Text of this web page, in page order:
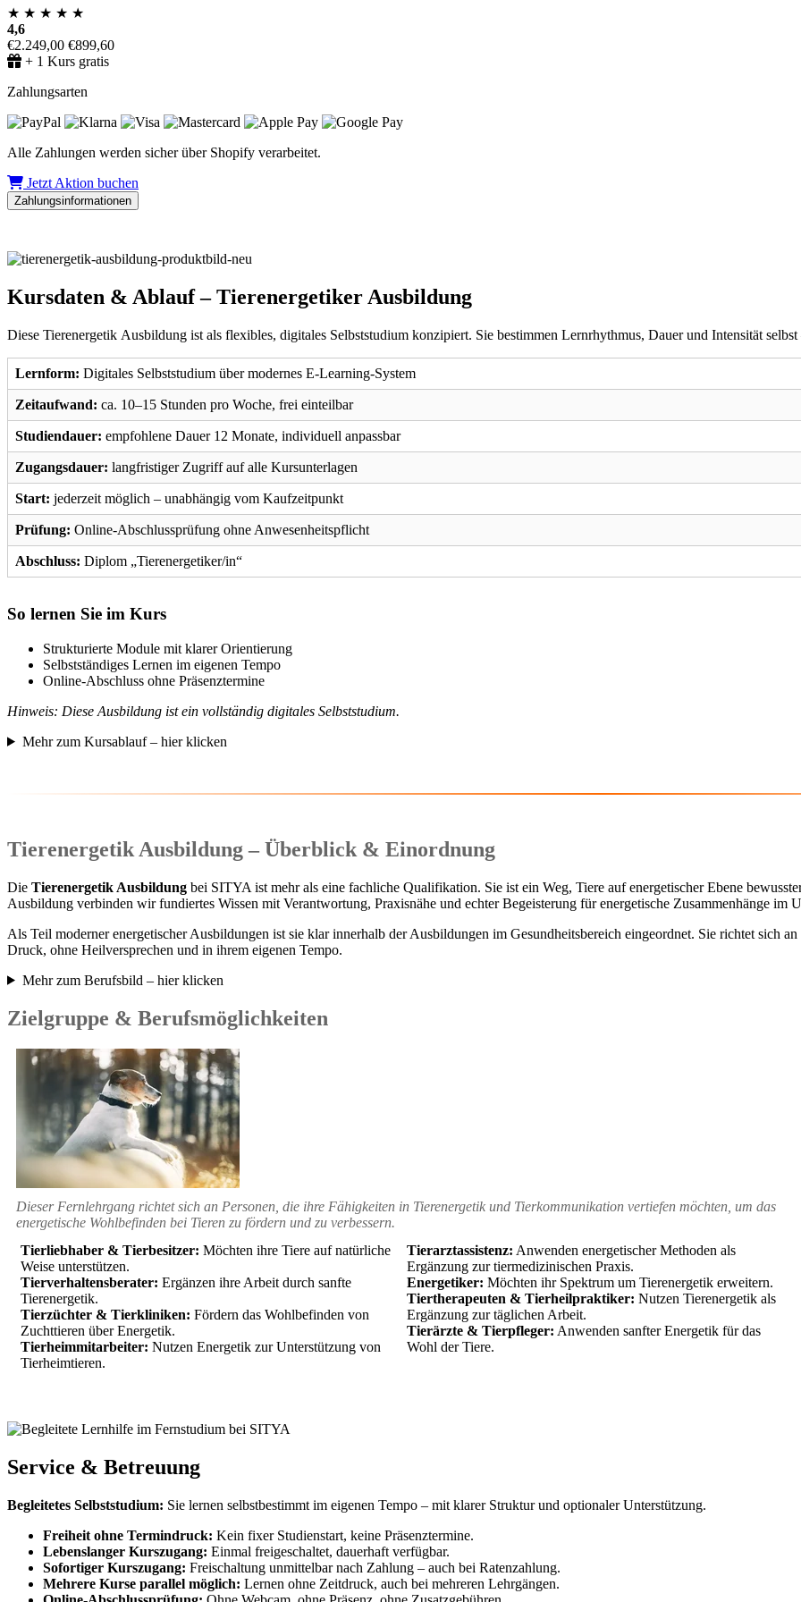
★ ★ ★ ★ ★
4,6
€2.249,00 €899,60
+ 1 Kurs gratis
Zahlungsarten
Alle Zahlungen werden sicher über Shopify verarbeitet.
Jetzt Aktion buchen
Zahlungsinformationen
Kursdaten & Ablauf – Tierenergetiker Ausbildung
Diese Tierenergetik Ausbildung ist als flexibles, digitales Selbststudium konzipiert. Sie bestimmen Lernrhythmus, Dauer und Intensität
Lernform: Digitales Selbststudium über modernes E-Learning-System
Zeitaufwand: ca. 10–15 Stunden pro Woche, frei einteilbar
Studiendauer: empfohlene Dauer 12 Monate, individuell anpassbar
Zugangsdauer: langfristiger Zugriff auf alle Kursunterlagen
Start: jederzeit möglich – unabhängig vom Kaufzeitpunkt
Prüfung: Online-Abschlussprüfung ohne Anwesenheitspflicht
Abschluss: Diplom „Tierenergetiker/in“
So lernen Sie im Kurs
Strukturierte Module mit klarer Orientierung
Selbstständiges Lernen im eigenen Tempo
Online-Abschluss ohne Präsenztermine
Hinweis: Diese Ausbildung ist ein vollständig digitales Selbststudium.
Mehr zum Kursablauf – hier klicken
Tierenergetik Ausbildung – Überblick & Einordnung
Die Tierenergetik Ausbildung bei SITYA ist mehr als eine fachliche Qualifikation. Sie ist ein Weg, Tiere auf energetischer Ebene
Ausbildung verbinden wir fundiertes Wissen mit Verantwortung, Praxisnähe und echter Begeisterung für energetische Zusammenhänge im
Als Teil moderner energetischer Ausbildungen ist sie klar innerhalb der Ausbildungen im Gesundheitsbereich eingeordnet. Sie richtet sich
Druck, ohne Heilversprechen und in ihrem eigenen Tempo.
Mehr zum Berufsbild – hier klicken
Zielgruppe & Berufsmöglichkeiten
Dieser Fernlehrgang richtet sich an Personen, die ihre Fähigkeiten in Tierenergetik und Tierkommunikation vertiefen möchten, um das
energetische Wohlbefinden bei Tieren zu fördern und zu verbessern.
Tierliebhaber & Tierbesitzer: Möchten ihre Tiere auf natürliche
Weise unterstützen.
Tierverhaltensberater: Ergänzen ihre Arbeit durch sanfte
Tierenergetik.
Tierzüchter & Tierkliniken: Fördern das Wohlbefinden von
Zuchttieren über Energetik.
Tierheimmitarbeiter: Nutzen Energetik zur Unterstützung von
Tierheimtieren.
Tierarztassistenz: Anwenden energetischer Methoden als
Ergänzung zur tiermedizinischen Praxis.
Energetiker: Möchten ihr Spektrum um Tierenergetik erweitern.
Tiertherapeuten & Tierheilpraktiker: Nutzen Tierenergetik als
Ergänzung zur täglichen Arbeit.
Tierärzte & Tierpfleger: Anwenden sanfter Energetik für das
Wohl der Tiere.
Service & Betreuung
Begleitetes Selbststudium: Sie lernen selbstbestimmt im eigenen Tempo – mit klarer Struktur und optionaler Unterstützung.
Freiheit ohne Termindruck: Kein fixer Studienstart, keine Präsenztermine.
Lebenslanger Kurszugang: Einmal freigeschaltet, dauerhaft verfügbar.
Sofortiger Kurszugang: Freischaltung unmittelbar nach Zahlung – auch bei Ratenzahlung.
Mehrere Kurse parallel möglich: Lernen ohne Zeitdruck, auch bei mehreren Lehrgängen.